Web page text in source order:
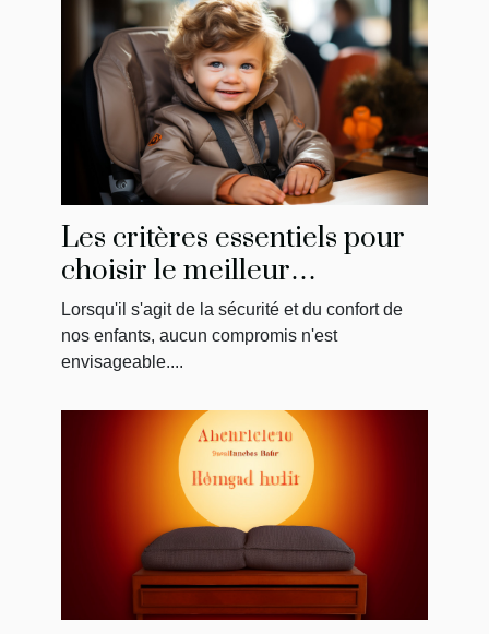
Les critères essentiels pour
choisir le meilleur
réhausseur de chaise pour
votre enfant
Lorsqu'il s'agit de la sécurité et du confort de
nos enfants, aucun compromis n'est
envisageable....